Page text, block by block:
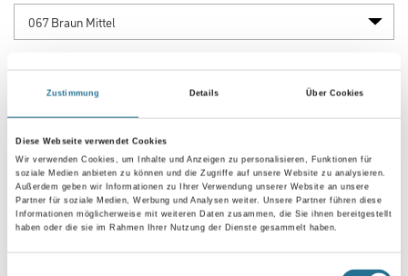
Zustimmung Details Über Cookies
Diese Webseite verwendet Cookies
Wir verwenden Cookies, um Inhalte und Anzeigen zu personalisieren, Funktionen für
soziale Medien anbieten zu können und die Zugriffe auf unsere Website zu analysieren.
Außerdem geben wir Informationen zu Ihrer Verwendung unserer Website an unsere
Partner für soziale Medien, Werbung und Analysen weiter. Unsere Partner führen diese
Informationen möglicherweise mit weiteren Daten zusammen, die Sie ihnen bereitgestellt
haben oder die sie im Rahmen Ihrer Nutzung der Dienste gesammelt haben.
Gebinde